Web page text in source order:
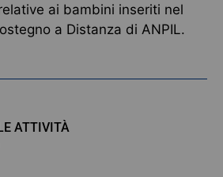
ai bambini inseriti nel
a Distanza di ANPIL.
ATTIVITÀ